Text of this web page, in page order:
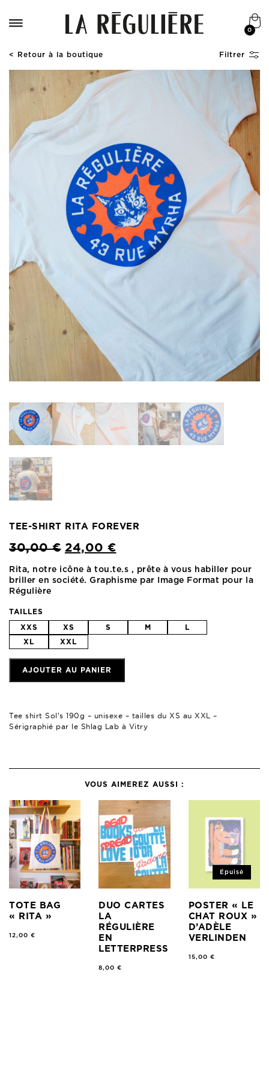
0
< Retour à la boutique Filtrer
TEE-SHIRT RITA FOREVER
30,00€ LE
INITIAL
ÉTAIT :
24,00 €LE
ACTUEL
EST :
Rita, notre icône à tou.te.s , prête à vous habiller pour
briller en société. Graphisme par Image Format pour la
Régulière
TAILLES
XXS XS S M
L
XL
XXL
AJOUTER AU PANIER
Tee shirt Sol’s 190g – unisexe – tailles du XS au XXL –
Sérigraphié par le Shlag Lab à Vitry
VOUS AIMEREZ AUSSI :
TOTE BAG
« RITA »
12,00 €
DUO CARTES
LA
RÉGULIÈRE
EN
LETTERPRESS
8,00€
POSTER « LE
CHAT ROUX »
D’ADÈLE
VERLINDEN
15,00 €